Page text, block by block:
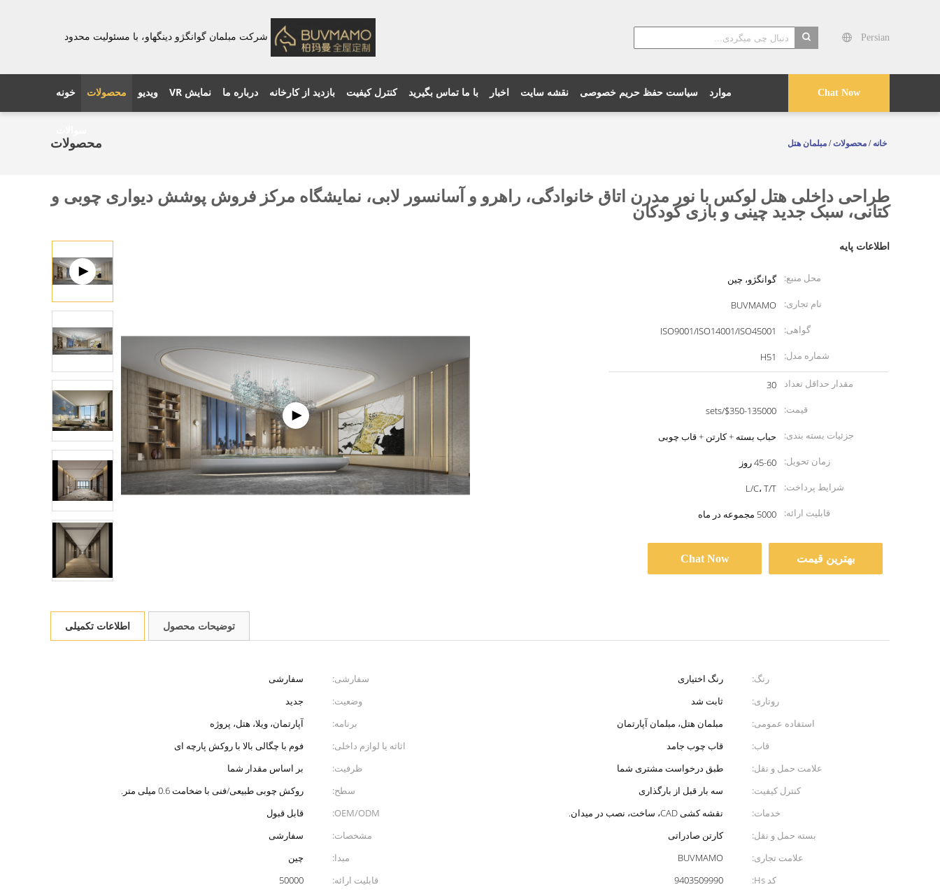
شرکت مبلمان گوانگژو دینگهاو، با مسئولیت محدود
Persian
Chat Now خونه محصولات ویدیو نمایش VR درباره ما بازدید از کارخانه کنترل کیفیت با ما تماس بگیرید اخبار نقشه سایت سیاست حفظ حریم خصوصی موارد
محصولات خانه / محصولات/ مبلمان هتل
طراحی داخلی هتل لوکس با نور مدرن اتاق خانوادگی، راهرو و آسانسور لابی، نمایشگاه مرکز فروش پوشش دیواری چوبی و
کتانی، سبک جدید چینی و بازی کودکان
اطلاعات پایه
محل منبع:
گوانگژو، چین
نام تجاری:
BUVMAMO
گواهی:
ISO9001/ISO14001/ISO45001
شماره مدل:
H51
مقدار حداقل تعداد
سفارش:
30
قیمت:
$350-135000/sets
جزئیات بسته بندی:
حباب بسته + کارتن + قاب چوبی
زمان تحویل:
45-60 روز
شرایط پرداخت:
L/C، T/T
قابلیت ارائه:
5000 مجموعه در ماه
بهترین قیمت Chat Now
اطلاعات تکمیلی توضیحات محصول
رنگ: رنگ اختیاری سفارشی:
سفارشی
روتاری:
ثابت شد وضعیت:
جدید
استفاده عمومی:
مبلمان هتل، مبلمان آپارتمان برنامه:
آپارتمان، ویلا، هتل، پروژه
قاب:
قاب چوب جامد اثاثه یا لوازم داخلی:
فوم با چگالی بالا با روکش پارچه ای
علامت حمل و نقل:
طبق درخواست مشتری شما ظرفیت:
بر اساس مقدار شما
کنترل کیفیت:
سه بار قبل از بارگذاری سطح:
روکش چوبی طبیعی/فنی با ضخامت 0.6 میلی متر.
خدمات:
نقشه کشی CAD، ساخت، نصب در میدان. OEM/ODM:
قابل قبول
بسته حمل و نقل:
کارتن صادراتی مشخصات:
سفارشی
علامت تجاری:
BUVMAMO مبدا:
چین
کد Hs:
9403509990 قابلیت ارائه:
50000